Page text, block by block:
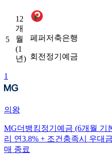
5
12
개
월
(1
년)
페퍼저축은행
회전정기예금
1
의왕
MG더뱅킹정기예금 (6개월 기
리 연3.8% + 조건충족시 우대
매 종료